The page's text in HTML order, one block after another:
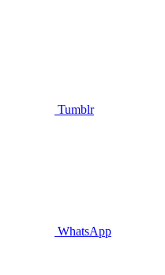
Tumblr
WhatsApp